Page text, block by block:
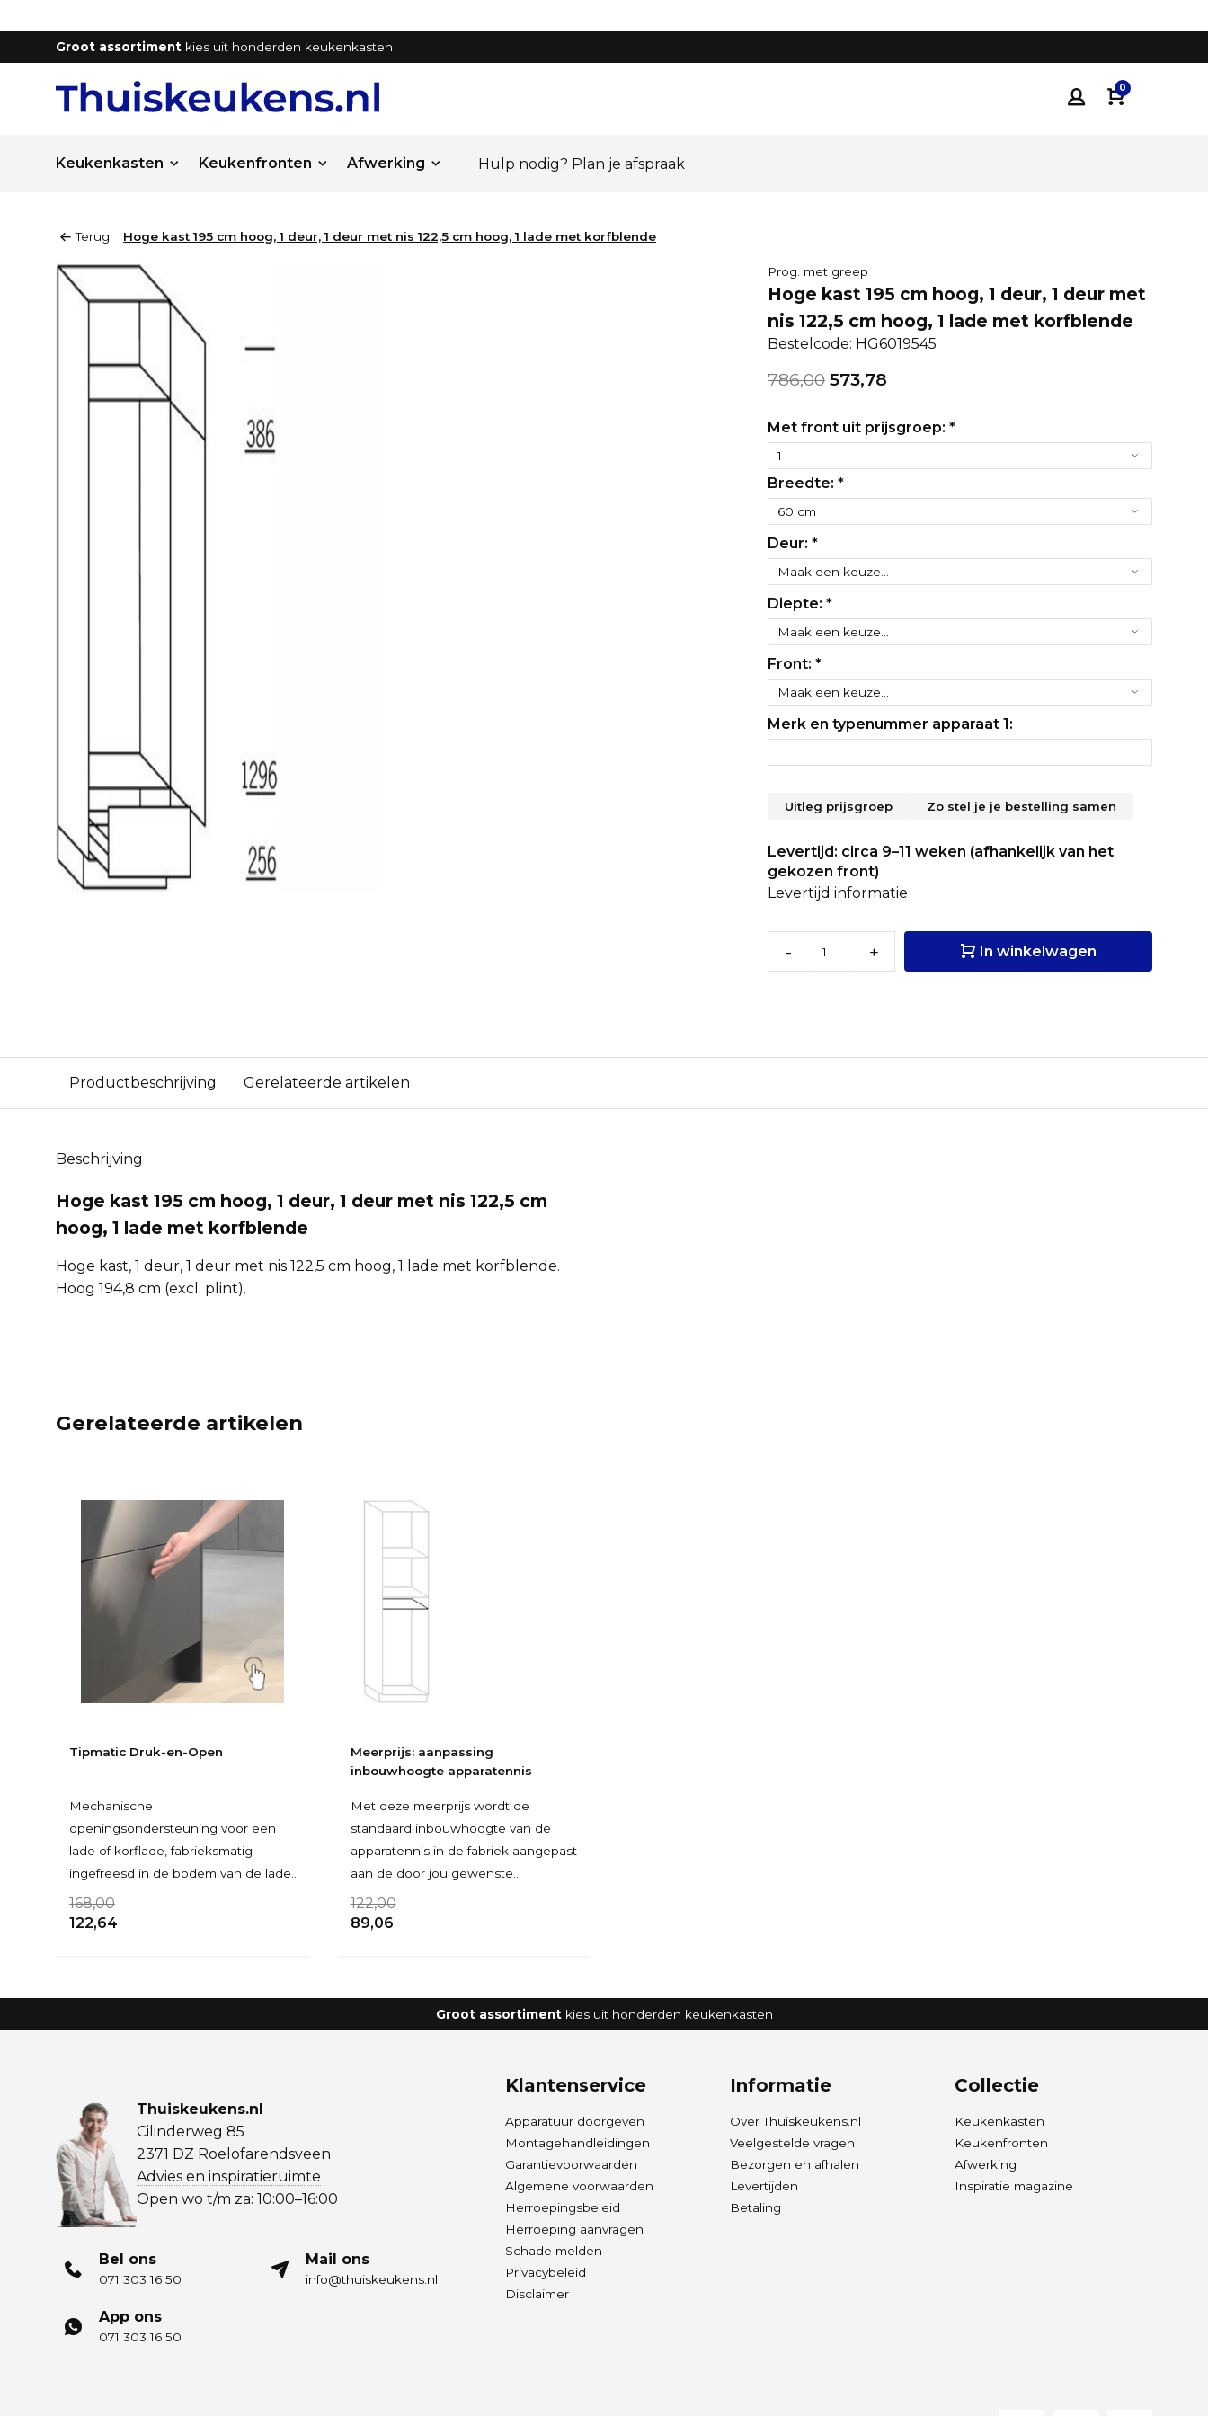
Groot assortiment kies uit honderden keukenkasten
0
Keukenkasten Keukenfronten Afwerking Hulp nodig? Plan je afspraak
Terug Hoge kast 195 cm hoog, 1 deur, 1 deur met nis 122,5 cm hoog, 1 lade met korfblende
Prog. met greep
Hoge kast 195 cm hoog, 1 deur, 1 deur met
nis 122,5 cm hoog, 1 lade met korfblende
Bestelcode: HG6019545
786,00 573,78
Met front uit prijsgroep: *
Breedte: *
Deur: *
Diepte: *
Front: *
Merk en typenummer apparaat 1:
Uitleg prijsgroep Zo stel je je bestelling samen
Levertijd: circa 9–11 weken (afhankelijk van het
gekozen front)
Levertijd informatie
- + In winkelwagen
Productbeschrijving Gerelateerde artikelen
Beschrijving
Hoge kast 195 cm hoog, 1 deur, 1 deur met nis 122,5 cm
hoog, 1 lade met korfblende
Hoge kast, 1 deur, 1 deur met nis 122,5 cm hoog, 1 lade met korfblende.
Hoog 194,8 cm (excl. plint).
Gerelateerde artikelen
Tipmatic Druk-en-Open
Mechanische
openingsondersteuning voor een
lade of korflade, fabrieksmatig
ingefreesd in de bodem van de lade
of korflade. Niet geschikt voor
binnenla
168,00
122,64
Meerprijs: aanpassing
inbouwhoogte apparatennis
Met deze meerprijs wordt de
standaard inbouwhoogte van de
apparatennis in de fabriek aangepast
aan de door jou gewenste
inbouwhoogte van je inbouwappa
122,00
89,06
Groot assortiment kies uit honderden keukenkasten
Thuiskeukens.nl
Cilinderweg 85
2371 DZ Roelofarendsveen
Advies en inspiratieruimte
Open wo t/m za: 10:00–16:00
Bel ons
071 303 16 50
Mail ons
info@thuiskeukens.nl
App ons
071 303 16 50
Klantenservice
Apparatuur doorgeven
Montagehandleidingen
Garantievoorwaarden
Algemene voorwaarden
Herroepingsbeleid
Herroeping aanvragen
Schade melden
Privacybeleid
Disclaimer
Informatie
Over Thuiskeukens.nl
Veelgestelde vragen
Bezorgen en afhalen
Levertijden
Betaling
Collectie
Keukenkasten
Keukenfronten
Afwerking
Inspiratie magazine